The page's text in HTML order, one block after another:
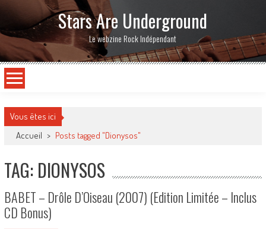
Stars Are Underground
Le webzine Rock Indépendant
Vous êtes ici
Accueil > Posts tagged "Dionysos"
TAG: DIONYSOS
BABET – Drôle D’Oiseau (2007) (Edition Limitée – Inclus
CD Bonus)